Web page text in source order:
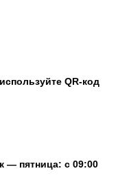
QR-код
— пятница: с 09:00